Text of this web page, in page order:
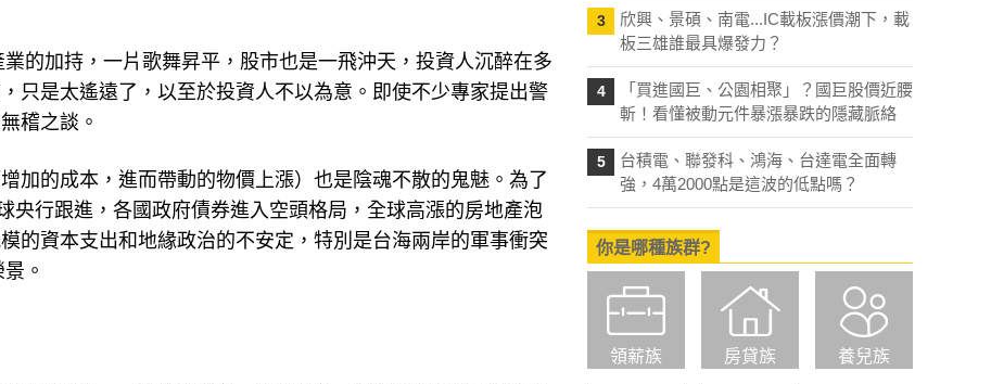
的加持，一片歌舞昇平，股市也是一飛沖天，投資人沉醉在多
只是太遙遠了，以至於投資人不以為意。即使不少專家提出警
稽之談。
加的成本，進而帶動的物價上漲）也是陰魂不散的鬼魅。為了
央行跟進，各國政府債券進入空頭格局，全球高漲的房地產泡
的資本支出和地緣政治的不安定，特別是台海兩岸的軍事衝突
。
3
欣興、景碩、南電...IC載板漲價潮下，載
板三雄誰最具爆發力？
4
「買進國巨、公園相聚」？國巨股價近腰
斬！看懂被動元件暴漲暴跌的隱藏脈絡
5
台積電、聯發科、鴻海、台達電全面轉
強，4萬2000點是這波的低點嗎？
你是哪種族群?
領薪族 房貸族 養兒族